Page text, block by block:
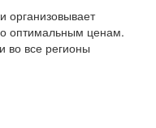
организовывает
оптимальным ценам.
во все регионы